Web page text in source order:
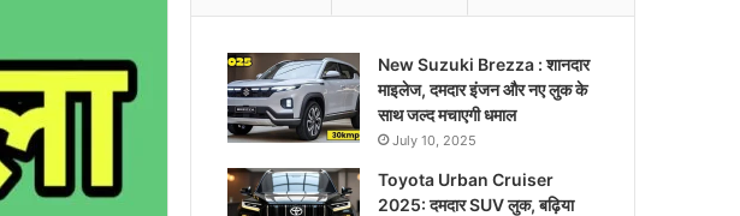
New Suzuki Brezza : शानदार
माइलेज, दमदार इंजन और नए लुक के
साथ जल्द मचाएगी धमाल
July 10, 2025
Toyota Urban Cruiser
2025: दमदार SUV लुक, बढ़िया